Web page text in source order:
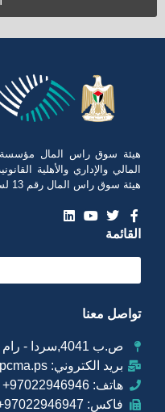
هيئة سوق راس المال مؤسسة
هيئة سوق راس المال رقم 13 لسنة 2004.
القائمة
تواصل معنا
ص.ب 4041,سردا - رام الله والبيرة – فلسطين
بريد الكتروني: diwan@pcma.ps
هاتف: 97022946946+
فاكس: 97022946947+